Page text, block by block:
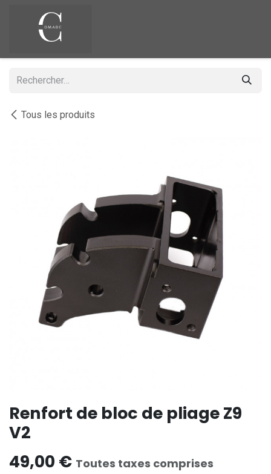
Tous les produits
Renfort de bloc de pliage Z9
V2
49,00 € Toutes taxes comprises